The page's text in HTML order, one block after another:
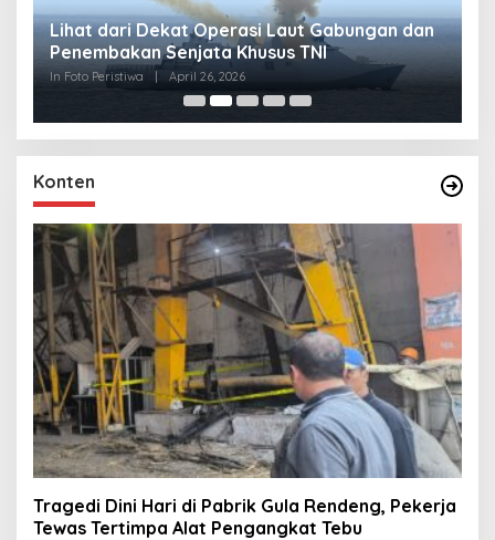
Lihat dari Dekat Operasi Laut Gabungan dan
Penembakan Senjata Khusus TNI
In Foto Peristiwa | April 26, 2026
Konten
Tragedi Dini Hari di Pabrik Gula Rendeng, Pekerja
Tewas Tertimpa Alat Pengangkat Tebu